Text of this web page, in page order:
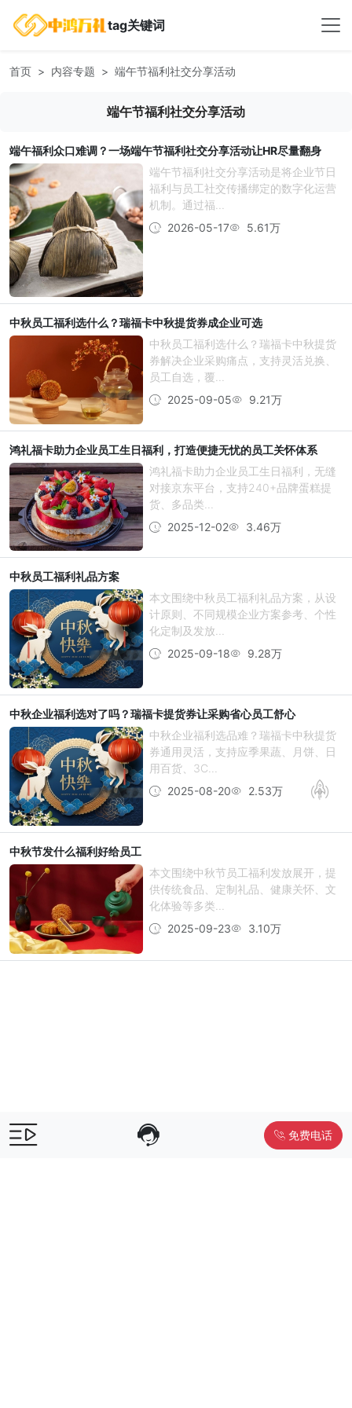
tag关键词
首页 内容专题 端午节福利社交分享活动
端午节福利社交分享活动
端午福利众口难调？一场端午节福利社交分享活动让HR尽量翻身
端午节福利社交分享活动是将企业节日
福利与员工社交传播绑定的数字化运营
机制。通过福...
2026-05-17
5.61万
中秋员工福利选什么？瑞福卡中秋提货券成企业可选
中秋员工福利选什么？瑞福卡中秋提货
券解决企业采购痛点，支持灵活兑换、
员工自选，覆...
2025-09-05
9.21万
鸿礼福卡助力企业员工生日福利，打造便捷无忧的员工关怀体系
鸿礼福卡助力企业员工生日福利，无缝
对接京东平台，支持240+品牌蛋糕提
货、多品类...
2025-12-02
3.46万
中秋员工福利礼品方案
本文围绕中秋员工福利礼品方案，从设
计原则、不同规模企业方案参考、个性
化定制及发放...
2025-09-18
9.28万
中秋企业福利选对了吗？瑞福卡提货券让采购省心员工舒心
中秋企业福利选品难？瑞福卡中秋提货
券通用灵活，支持应季果蔬、月饼、日
用百货、3C...
2025-08-20
2.53万
中秋节发什么福利好给员工
本文围绕中秋节员工福利发放展开，提
供传统食品、定制礼品、健康关怀、文
化体验等多类...
2025-09-23
3.10万
免费电话